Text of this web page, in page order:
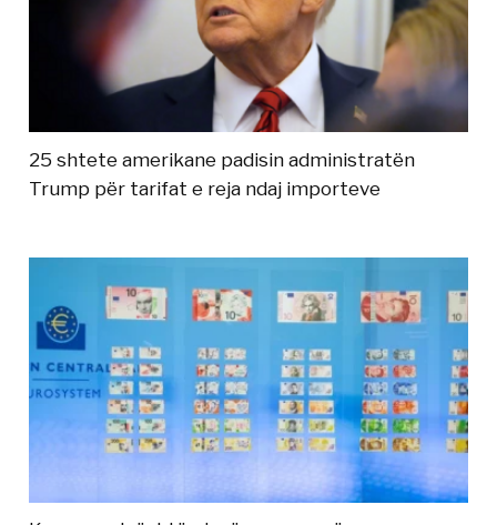
25 shtete amerikane padisin administratën
Trump për tarifat e reja ndaj importeve